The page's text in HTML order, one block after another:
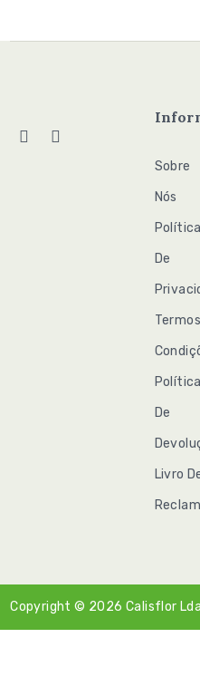
Sobre
Nós
Política
De
Política
De
Livro
Copyright © 2026Calisflor Lda